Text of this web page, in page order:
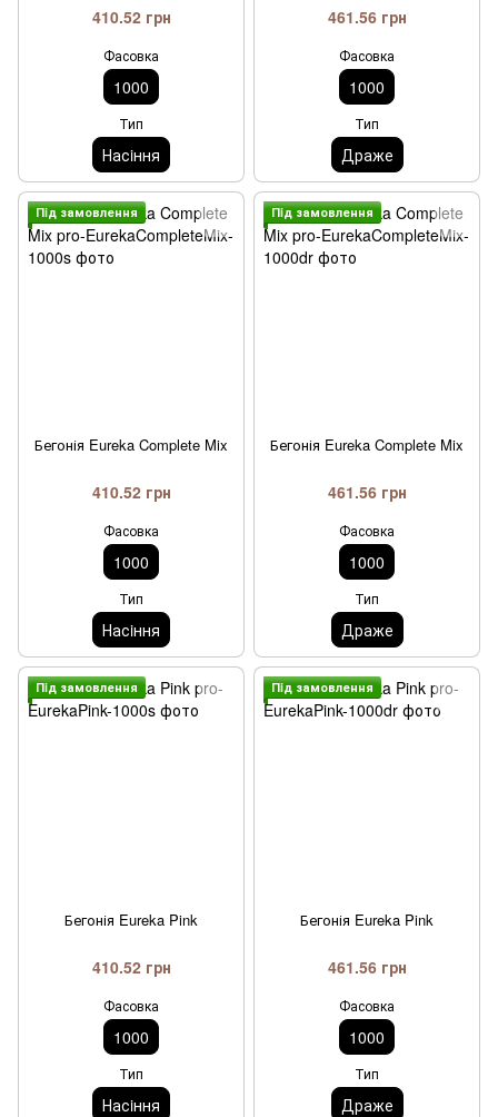
410.52 грн
Фасовка
1000
Тип
Насiння
461.56 грн
Фасовка
1000
Тип
Драже
Пiд замовлення
Бегонія Eureka Complete Mix
410.52 грн
Фасовка
1000
Тип
Насiння
Пiд замовлення
Бегонія Eureka Complete Mix
461.56 грн
Фасовка
1000
Тип
Драже
Пiд замовлення
Бегонія Eureka Pink
410.52 грн
Фасовка
1000
Тип
Насiння
Пiд замовлення
Бегонія Eureka Pink
461.56 грн
Фасовка
1000
Тип
Драже